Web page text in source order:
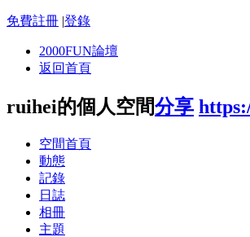
免費註冊 |登錄
2000FUN論壇
返回首頁
ruihei的個人空間分享
空間首頁
動態
記錄
日誌
相冊
主題